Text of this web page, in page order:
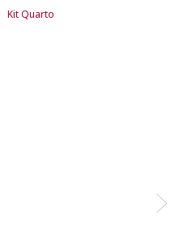
Kit Quarto